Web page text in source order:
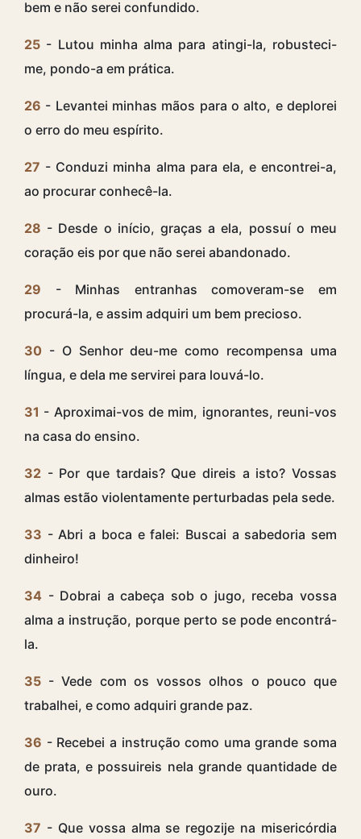
bem e não serei confundido.
25 - Lutou minha alma para atingi-la, robusteci-
me, pondo-a em prática.
26 - Levantei minhas mãos para o alto, e deplorei
o erro do meu espírito.
27 - Conduzi minha alma para ela, e encontrei-a,
ao procurar conhecê-la.
28 - Desde o início, graças a ela, possuí o meu
coração eis por que não serei abandonado.
29 - Minhas entranhas comoveram-se em
procurá-la, e assim adquiri um bem precioso.
30 - O Senhor deu-me como recompensa uma
língua, e dela me servirei para louvá-lo.
31 - Aproximai-vos de mim, ignorantes, reuni-vos
na casa do ensino.
32 - Por que tardais? Que direis a isto? Vossas
almas estão violentamente perturbadas pela sede.
33 - Abri a boca e falei: Buscai a sabedoria sem
dinheiro!
34 - Dobrai a cabeça sob o jugo, receba vossa
alma a instrução, porque perto se pode encontrá-
la.
35 - Vede com os vossos olhos o pouco que
trabalhei, e como adquiri grande paz.
36 - Recebei a instrução como uma grande soma
de prata, e possuireis nela grande quantidade de
ouro.
37 - Que vossa alma se regozije na misericórdia